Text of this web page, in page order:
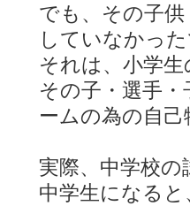
でも、その子
していなかっ
それは、小学
その子・選手
ームの為の自
実際、中学校
中学生になる